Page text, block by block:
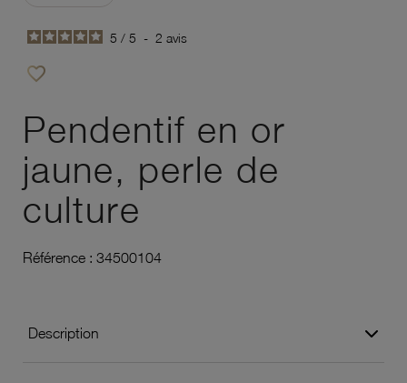
5 / 5 - 2 avis
favorite_border
Pendentif en or
jaune, perle de
culture
Référence : 34500104
Description